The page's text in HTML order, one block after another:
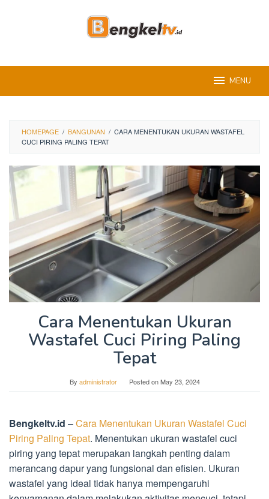
MENU
HOMEPAGE / BANGUNAN / CARA MENENTUKAN UKURAN WASTAFEL
CUCI PIRING PALING TEPAT
Cara Menentukan Ukuran
Wastafel Cuci Piring Paling
Tepat
By administrator Posted onMay 23, 2024
Bengkeltv.id –Cara Menentukan Ukuran Wastafel Cuci
Piring Paling Tepat. Menentukan ukuran wastafel cuci
piring yang tepat merupakan langkah penting dalam
merancang dapur yang fungsional dan efisien. Ukuran
wastafel yang ideal tidak hanya mempengaruhi